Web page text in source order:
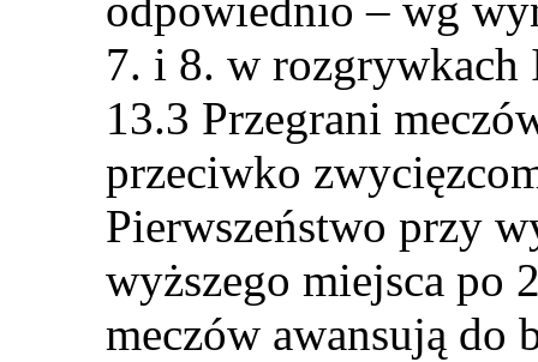
odpowiednio – wg
7. i 8. w rozgrywkach
Przegrani
przeciwko
Pierwszeństwo przy
wyższego miejsca po
meczów awansują do